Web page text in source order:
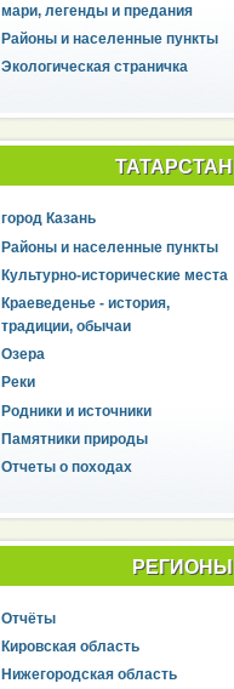
мари, легенды и предания
Районы и населенные пункты
Экологическая страничка
ТАТАРСТАН
город Казань
Районы и населенные пункты
Культурно-исторические места
Краеведенье - история,
традиции, обычаи
Озера
Реки
Родники и источники
Памятники природы
Отчеты о походах
РЕГИОНЫ
Отчёты
Кировская область
Нижегородская область